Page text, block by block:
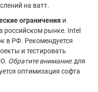
на ватт.
ограничения и
российском рынке. Intel
в РФ. Рекомендуется
и тестировать
Обратите внимание: для
оптимизация софта